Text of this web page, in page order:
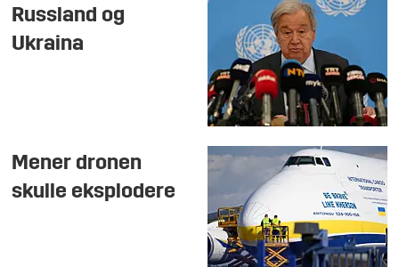
Russland og
Ukraina
Mener dronen
skulle eksplodere